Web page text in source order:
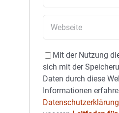
Mit der Nutzung
sich mit der
Daten durch diese
Informationen